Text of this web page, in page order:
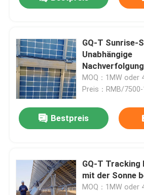
GQ-T Sunrise-
Unabhängige
MOQ：1MW oder
Preis：RMB/
Bestpreis
GQ-T Tracking
mit der Sonne
MOQ：1MW oder